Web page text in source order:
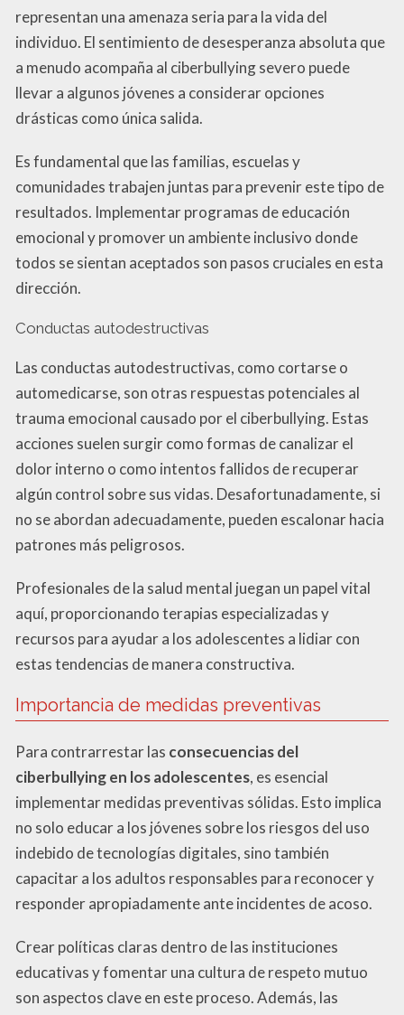
representan una amenaza seria para la vida del
individuo. El sentimiento de desesperanza absoluta que
a menudo acompaña al ciberbullying severo puede
llevar a algunos jóvenes a considerar opciones
drásticas como única salida.
Es fundamental que las familias, escuelas y
comunidades trabajen juntas para prevenir este tipo de
resultados. Implementar programas de educación
emocional y promover un ambiente inclusivo donde
todos se sientan aceptados son pasos cruciales en esta
dirección.
Conductas autodestructivas
Las conductas autodestructivas, como cortarse o
automedicarse, son otras respuestas potenciales al
trauma emocional causado por el ciberbullying. Estas
acciones suelen surgir como formas de canalizar el
dolor interno o como intentos fallidos de recuperar
algún control sobre sus vidas. Desafortunadamente, si
no se abordan adecuadamente, pueden escalonar hacia
patrones más peligrosos.
Profesionales de la salud mental juegan un papel vital
aquí, proporcionando terapias especializadas y
recursos para ayudar a los adolescentes a lidiar con
estas tendencias de manera constructiva.
Importancia de medidas preventivas
Para contrarrestar las consecuencias del
ciberbullying en los adolescentes, es esencial
implementar medidas preventivas sólidas. Esto implica
no solo educar a los jóvenes sobre los riesgos del uso
indebido de tecnologías digitales, sino también
capacitar a los adultos responsables para reconocer y
responder apropiadamente ante incidentes de acoso.
Crear políticas claras dentro de las instituciones
educativas y fomentar una cultura de respeto mutuo
son aspectos clave en este proceso. Además, las